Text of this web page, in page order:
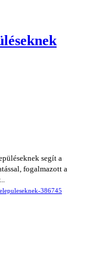
segít a
fogalmazott a
..
386745